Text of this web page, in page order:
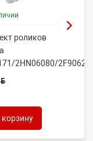
M2040dn
роликов
2HN06080/
корзину